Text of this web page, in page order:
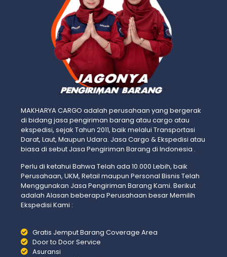
MAKHARYA CARGO adalah perusahaan yang bergerak
di bidang jasa pengiriman barang atau cargo atau
ekspedisi, sejak Tahun 2011, baik melalui Transportasi
Darat, Laut, Maupun Udara. Jasa Cargo & Ekspedisi atau
biasa di sebut Jasa Pengiriman Barang di Indonesia .
Perlu di ketahui Bahwa Telah ada 10.000 Lebih, baik
Perusahaan, UKM, Retail maupun Personal Bisnis Telah
Menggunakan Jasa Pengiriman Barang Kami. Berikut
adalah Alasan beberapa Perusahaan besar Memilih
Ekspedisi Kami :
Gratis Jemput Barang Coverage Area
Door to Door Service
Asuransi